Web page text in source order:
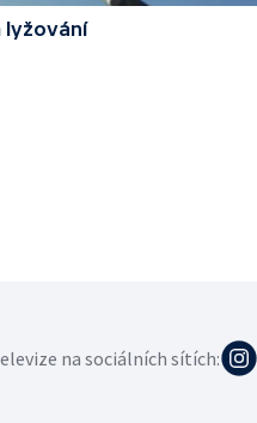
lyžování
na sociálních sítích: